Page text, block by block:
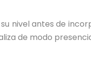
nivel antes de
de modo